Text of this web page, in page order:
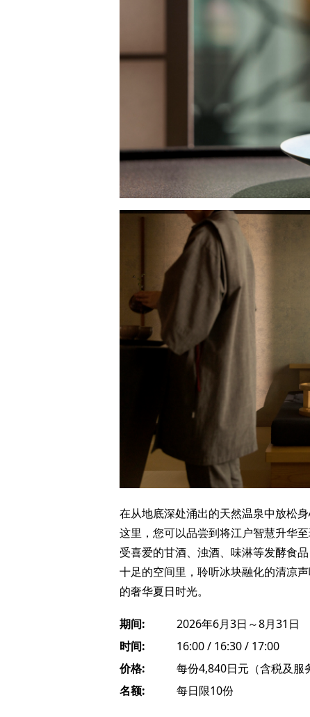
在从地底深处涌出的天然温泉中放松
这里，您可以品尝到将江户智慧升华
受喜爱的甘酒、浊酒、味淋等发酵食
十足的空间里，聆听冰块融化的清凉
的奢华夏日时光。
期间:
2026年6月3日～8月31日
时间:
16:00 / 16:30 / 17:00
价格:
每份4,840日元（含税及服
名额:
每日限10份